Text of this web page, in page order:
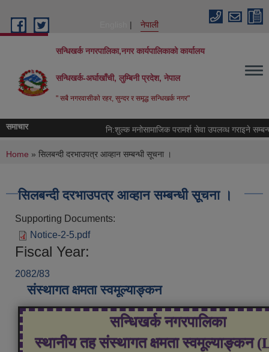
नेपाली
सन्धिखर्क नगरपालिका,नगर कार्यपालिकाको कार्यालय
सन्धिखर्क-अर्घाखाँची, लुम्बिनी प्रदेश, नेपाल
" सबै नगरवासीकाे रहर, सुन्दर र समृद्ध सन्धिखर्क नगर"
समाचार नि:शुल्क मनोसामाजिक परामर्श सेवा उपलव्ध गराइने
You are here
Home » सिलबन्दी दरभाउपत्र आव्हान सम्बन्धी सूचना ।
सिलबन्दी दरभाउपत्र आव्हान सम्बन्धी सूचना ।
Supporting Documents:
Notice-2-5.pdf
Fiscal Year:
2082/83
संस्थागत क्षमता स्वमूल्याङ्कन
सन्धिखर्क नगरपालिका
स्थानीय तह संस्थागत क्षमता स्वमूल्याङ्कन